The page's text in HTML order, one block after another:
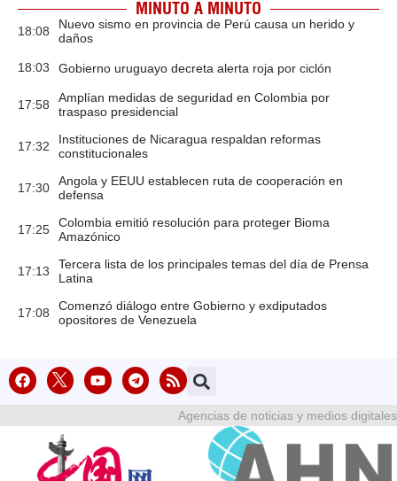
MINUTO A MINUTO
18:08
Nuevo sismo en provincia de Perú causa un herido y
daños
18:03 Gobierno uruguayo decreta alerta roja por ciclón
17:58
Amplían medidas de seguridad en Colombia por
traspaso presidencial
17:32
Instituciones de Nicaragua respaldan reformas
constitucionales
17:30
Angola y EEUU establecen ruta de cooperación en
defensa
17:25
Colombia emitió resolución para proteger Bioma
Amazónico
17:13
Tercera lista de los principales temas del día de Prensa
Latina
17:08
Comenzó diálogo entre Gobierno y exdiputados
opositores de Venezuela
Agencias de noticias y medios digitales